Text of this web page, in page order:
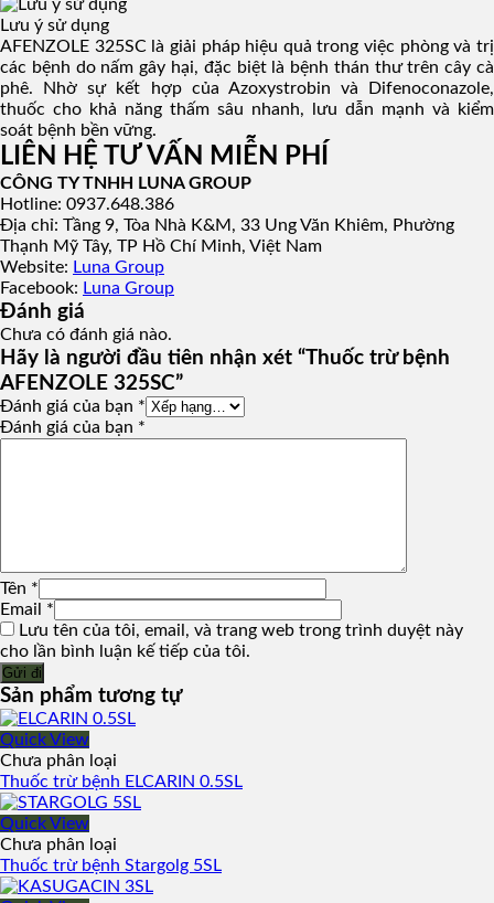
Lưu ý sử dụng
AFENZOLE 325SC là giải pháp hiệu quả trong việc phòng và trị
các bệnh do nấm gây hại, đặc biệt là bệnh thán thư trên cây cà
phê. Nhờ sự kết hợp của Azoxystrobin và Difenoconazole,
thuốc cho khả năng thấm sâu nhanh, lưu dẫn mạnh và kiểm
soát bệnh bền vững.
LIÊN HỆ TƯ VẤN MIỄN PHÍ
CÔNG TY TNHH LUNA GROUP
Hotline: 0937.648.386
Địa chỉ: Tầng 9, Tòa Nhà K&M, 33 Ung Văn Khiêm, Phường
Thạnh Mỹ Tây, TP Hồ Chí Minh, Việt Nam
Website: Luna Group
Facebook: Luna Group
Đánh giá
Chưa có đánh giá nào.
Hãy là người đầu tiên nhận xét “Thuốc trừ bệnh
AFENZOLE 325SC”
Đánh giá của bạn *
Đánh giá của bạn *
Tên *
Email *
Lưu tên của tôi, email, và trang web trong trình duyệt này
cho lần bình luận kế tiếp của tôi.
Sản phẩm tương tự
Quick View
Chưa phân loại
Thuốc trừ bệnh ELCARIN 0.5SL
Quick View
Chưa phân loại
Thuốc trừ bệnh Stargolg 5SL